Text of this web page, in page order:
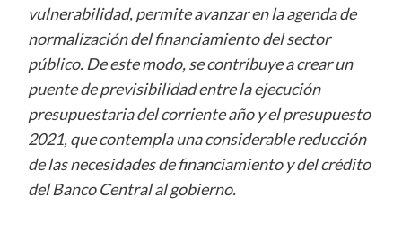
vulnerabilidad, permite avanzar en la agenda de
normalización del financiamiento del sector
público. De este modo, se contribuye a crear un
puente de previsibilidad entre la ejecución
presupuestaria del corriente año y el presupuesto
2021, que contempla una considerable reducción
de las necesidades de financiamiento y del crédito
del Banco Central al gobierno.